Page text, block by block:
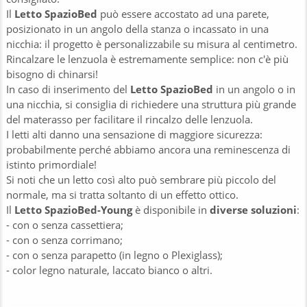
Il Letto SpazioBed può essere accostato ad una parete,
posizionato in un angolo della stanza o incassato in una
nicchia: il progetto è personalizzabile su misura al centimetro.
Rincalzare le lenzuola è estremamente semplice: non c'è più
bisogno di chinarsi!
In caso di inserimento del Letto SpazioBed in un angolo o in
una nicchia, si consiglia di richiedere una struttura più grande
del materasso per facilitare il rincalzo delle lenzuola.
I letti alti danno una sensazione di maggiore sicurezza:
probabilmente perché abbiamo ancora una reminescenza di
istinto primordiale!
Si noti che un letto così alto può sembrare più piccolo del
normale, ma si tratta soltanto di un effetto ottico.
Il Letto SpazioBed-Youngè disponibile in diverse soluzioni:
- con o senza cassettiera;
- con o senza corrimano;
- con o senza parapetto (in legno o Plexiglass);
- color legno naturale, laccato bianco o altri.